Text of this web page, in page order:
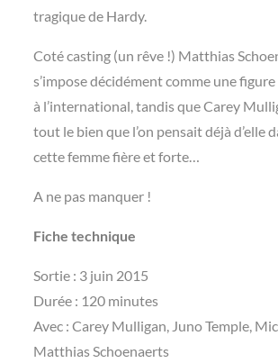
tragique de Hardy.
Coté casting (un rêve !) Matthias
s’impose décidément comme une
à l’international, tandis que Carey
tout le bien que l’on pensait déjà d’elle
cette femme fière et forte…
A ne pas manquer !
Fiche technique
Sortie : 3 juin 2015
Durée : 120 minutes
Avec : Carey Mulligan, Juno Temple,
Matthias Schoenaerts